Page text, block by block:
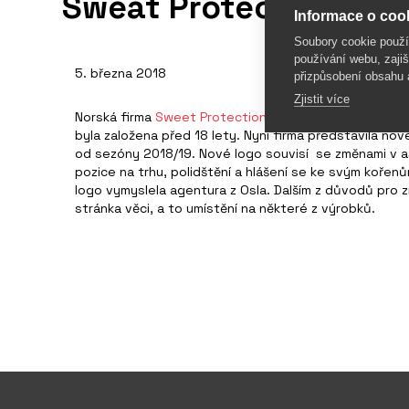
5. března 2018
Norská firma Sweet Protection
byla založena před 18 lety. Nyní firma představila
od sezóny 2018/19. Nové logo souvisí se změnami v
pozice na trhu, polidštění a hlášení se ke svým
logo vymyslela agentura z Osla. Dalším z důvodů pro
stránka věci, a to umístění na některé z výrobků.
Informace o
Soubory cookie
používání webu,
přizpůsobení obsahu
Zjistit více